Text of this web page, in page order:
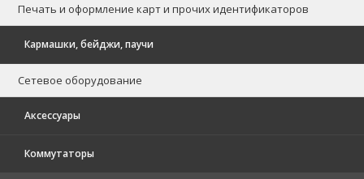
Печать и оформление карт и прочих идентификаторов
Кармашки, бейджи, паучи
Сетевое оборудование
Аксессуары
Коммутаторы